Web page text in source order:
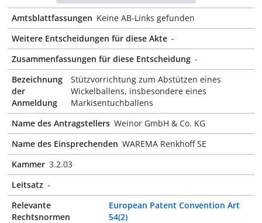
Amtsblattfassungen Keine AB-Links gefunden
Weitere Entscheidungen für diese Akte -
Zusammenfassungen für diese Entscheidung -
Bezeichnung
der
Anmeldung
Stützvorrichtung zum Abstützen eines
Wickelballens, insbesondere eines
Markisentuchballens
Name des Antragstellers Weinor GmbH & Co. KG
Name des Einsprechenden WAREMA Renkhoff SE
Kammer 3.2.03
Leitsatz -
Relevante
Rechtsnormen
European Patent Convention Art
54(2)